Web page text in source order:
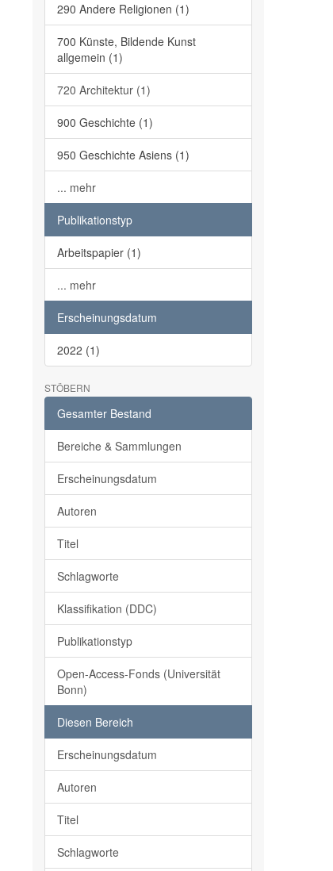
290 Andere Religionen (1)
700 Künste, Bildende Kunst
allgemein (1)
720 Architektur (1)
900 Geschichte (1)
950 Geschichte Asiens (1)
... mehr
Publikationstyp
Arbeitspapier (1)
... mehr
Erscheinungsdatum
2022 (1)
STÖBERN
Gesamter Bestand
Bereiche & Sammlungen
Erscheinungsdatum
Autoren
Titel
Schlagworte
Klassifikation (DDC)
Publikationstyp
Open-Access-Fonds (Universität
Bonn)
Diesen Bereich
Erscheinungsdatum
Autoren
Titel
Schlagworte